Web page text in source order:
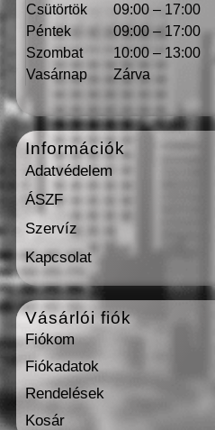
Csütörtök
09:00 – 17:00
Péntek
09:00 – 17:00
Szombat
10:00 – 13:00
Vasárnap
Zárva
Információk
Adatvédelem
ÁSZF
Szervíz
Kapcsolat
Vásárlói fiók
Fiókom
Fiókadatok
Rendelések
Kosár